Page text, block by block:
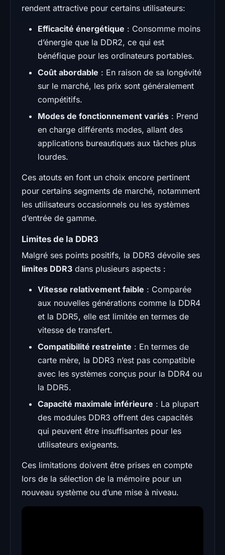
rendent attractive pour certains utilisateurs:
Efficacité énergétique : Consomme moins
d’énergie que la DDR2, ce qui est
bénéfique pour les ordinateurs portables.
Coût abordable : En raison de sa longévité
sur le marché, les prix sont généralement
compétitifs.
Modes de fonctionnement variés : Prend
en charge différents modes, allant des
applications bureautiques aux tâches plus
lourdes.
Ces atouts en font un choix encore pertinent
pour certains segments de marché, notamment
les utilisateurs occasionnels ou les systèmes
d’entrée de gamme.
Limites de la DDR3
Malgré ses points positifs, la DDR3 dévoile ses
limites DDR3 dans plusieurs aspects :
Vitesse relativement faible : Comparée
aux nouvelles générations comme la DDR4
et la DDR5, elle est limitée en termes de
vitesse de transfert.
Compatibilité restreinte : En termes de
carte mère, la DDR3 n’est pas compatible
avec les systèmes conçus pour la DDR4 ou
la DDR5.
Capacité maximale inférieure : La plupart
des modules DDR3 offrent des capacités
qui peuvent être insuffisantes pour les
utilisateurs exigeants.
Ces limitations doivent être prises en compte
lors de la sélection de la mémoire pour un
nouveau système ou d’une mise à niveau.